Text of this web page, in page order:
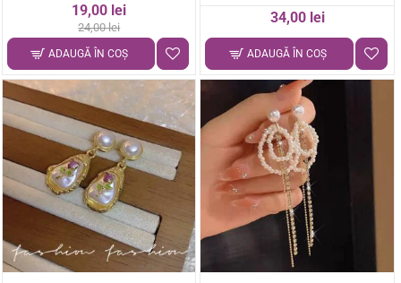
19,00 lei
24,00 lei
ADAUGĂ ÎN COŞ
34,00 lei
ADAUGĂ ÎN COŞ